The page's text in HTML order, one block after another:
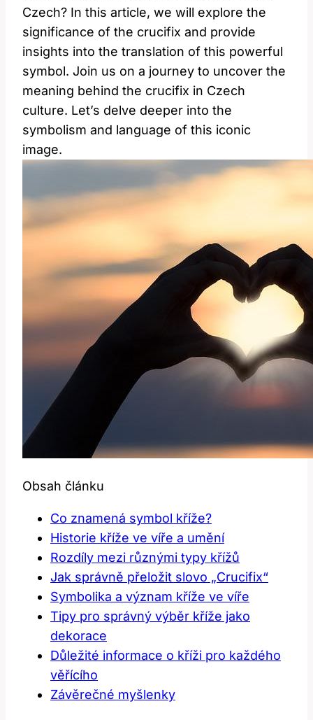
Czech? In this article, we will explore the
significance of the crucifix and provide
insights into the translation of this powerful
symbol. Join us on a journey to uncover the
meaning behind the crucifix in Czech
culture. Let’s delve deeper into the
symbolism and language of this iconic
image.
Obsah článku
Co znamená symbol kříže?
Historie kříže ve víře a umění
Rozdíly mezi různými typy křížů
Jak správně přeložit slovo „Crucifix“
Symbolika a význam kříže ve víře
Tipy pro správný výběr kříže jako
dekorace
Důležité informace o kříži pro každého
věřícího
Závěrečné myšlenky